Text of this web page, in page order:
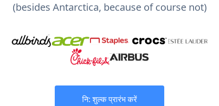
(besides Antarctica, because of course not)
नि: शुल्क प्रारंभ करें